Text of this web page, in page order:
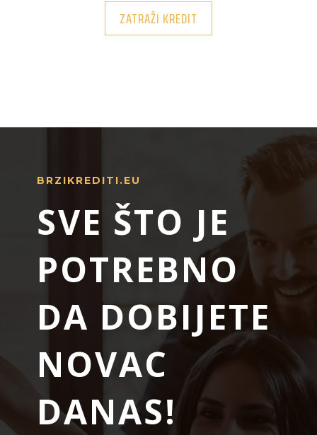
ZATRAŽI KREDIT
BRZIKREDITI.EU
SVE ŠTO JE
POTREBNO
DA DOBIJETE
NOVAC
DANAS!